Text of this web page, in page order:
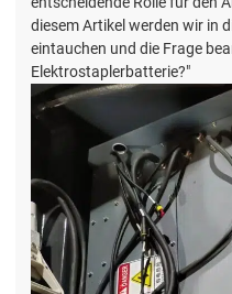
diesem Artikel werden wir in
eintauchen und die Frage
Elektrostaplerbatterie?"